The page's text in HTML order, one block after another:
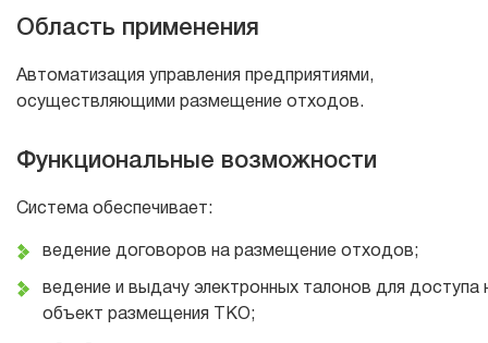
Область применения
Автоматизация управления предприятиями,
осуществляющими размещение отходов.
Функциональные возможности
Система обеспечивает:
ведение договоров на размещение отходов;
ведение и выдачу электронных талонов для доступа
объект размещения ТКО;